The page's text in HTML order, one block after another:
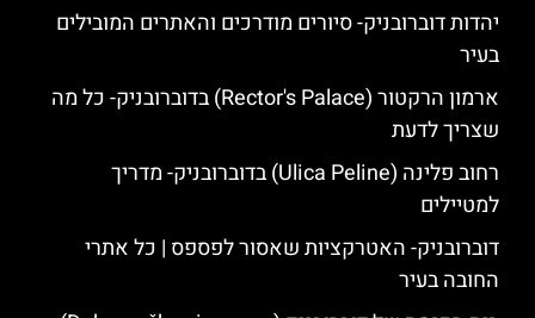
יהדות דוברובניק- סיורים מודרכים והאתרים המובילים
בעיר
ארמון הרקטור (Rector's Palace) בדוברובניק- כל מה
שצריך לדעת
רחוב פלינה (Ulica Peline) בדוברובניק- מדריך
למטיילים
דוברובניק- האטרקציות שאסור לפספס | כל אתרי
החובה בעיר